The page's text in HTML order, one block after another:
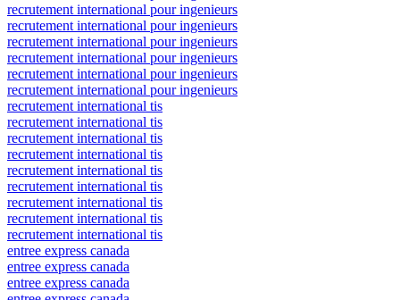
recrutement international pour ingenieurs
recrutement international pour ingenieurs
recrutement international pour ingenieurs
recrutement international pour ingenieurs
recrutement international pour ingenieurs
recrutement international pour ingenieurs
recrutement international tis
recrutement international tis
recrutement international tis
recrutement international tis
recrutement international tis
recrutement international tis
recrutement international tis
recrutement international tis
recrutement international tis
entree express canada
entree express canada
entree express canada